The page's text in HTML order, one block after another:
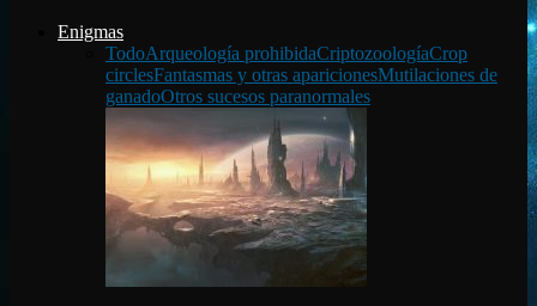
Enigmas
TodoArqueología prohibidaCriptozoologíaCrop
circlesFantasmas y otras aparicionesMutilaciones de
ganadoOtros sucesos paranormales